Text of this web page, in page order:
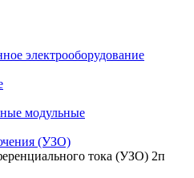
электрооборудование
модульные
(УЗО)
тока (УЗО) 2п